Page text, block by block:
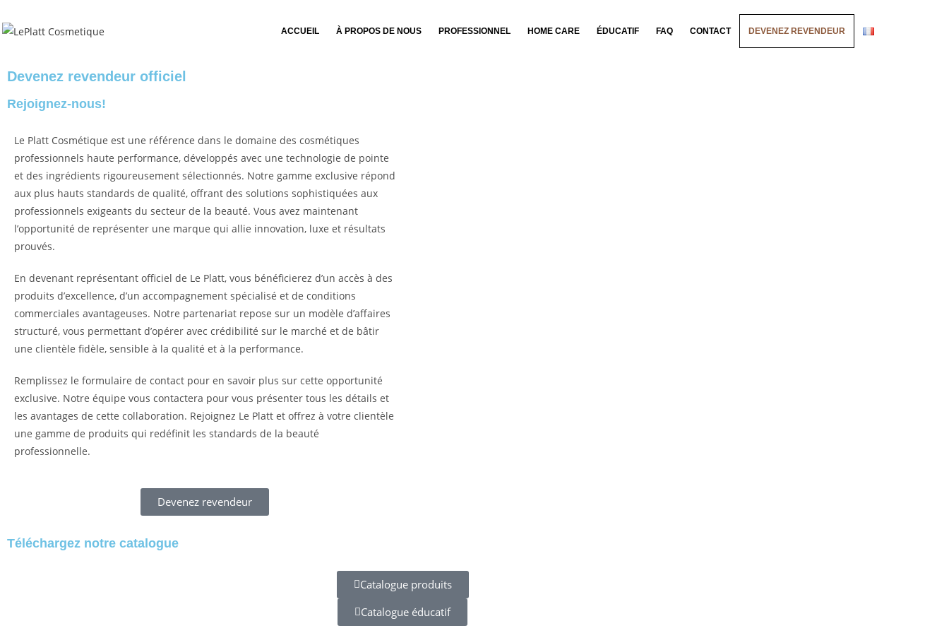
ACCUEIL À PROPOS DE NOUS PROFESSIONNEL HOME CARE ÉDUCATIF FAQ CONTACT DEVENEZ REVENDEUR
Devenez revendeur officiel
Rejoignez-nous!
Le Platt Cosmétique est une référence dans le domaine des cosmétiques
professionnels haute performance, développés avec une technologie de pointe
et des ingrédients rigoureusement sélectionnés. Notre gamme exclusive répond
aux plus hauts standards de qualité, offrant des solutions sophistiquées aux
professionnels exigeants du secteur de la beauté. Vous avez maintenant
l’opportunité de représenter une marque qui allie innovation, luxe et résultats
prouvés.
En devenant représentant officiel de Le Platt, vous bénéficierez d’un accès à des
produits d’excellence, d’un accompagnement spécialisé et de conditions
commerciales avantageuses. Notre partenariat repose sur un modèle d’affaires
structuré, vous permettant d’opérer avec crédibilité sur le marché et de bâtir
une clientèle fidèle, sensible à la qualité et à la performance.
Remplissez le formulaire de contact pour en savoir plus sur cette opportunité
exclusive. Notre équipe vous contactera pour vous présenter tous les détails et
les avantages de cette collaboration. Rejoignez Le Platt et offrez à votre clientèle
une gamme de produits qui redéfinit les standards de la beauté
professionnelle.
Devenez revendeur
Téléchargez notre catalogue
Catalogue produits
Catalogue éducatif